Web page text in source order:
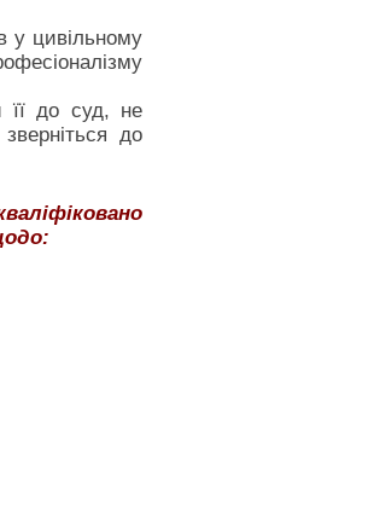
у цивільному
її до суд, не
до